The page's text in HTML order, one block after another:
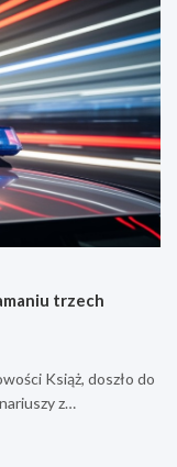
trzech
Książ, doszło do
z…